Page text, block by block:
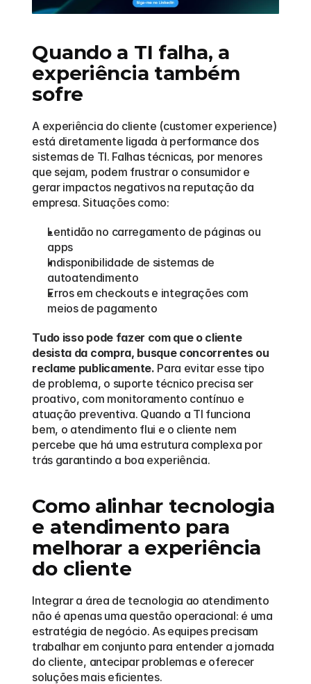
Quando a TI falha, a
experiência também
sofre
A experiência do cliente (customer experience)
está diretamente ligada à performance dos
sistemas de TI. Falhas técnicas, por menores
que sejam, podem frustrar o consumidor e
gerar impactos negativos na reputação da
empresa. Situações como:
Lentidão no carregamento de páginas ou
apps
Indisponibilidade de sistemas de
autoatendimento
Erros em checkouts e integrações com
meios de pagamento
Tudo isso pode fazer com que o cliente
desista da compra, busque concorrentes ou
reclame publicamente. Para evitar esse tipo
de problema, o suporte técnico precisa ser
proativo, com monitoramento contínuo e
atuação preventiva. Quando a TI funciona
bem, o atendimento flui e o cliente nem
percebe que há uma estrutura complexa por
trás garantindo a boa experiência.
Como alinhar tecnologia
e atendimento para
melhorar a experiência
do cliente
Integrar a área de tecnologia ao atendimento
não é apenas uma questão operacional: é uma
estratégia de negócio. As equipes precisam
trabalhar em conjunto para entender a jornada
do cliente, antecipar problemas e oferecer
soluções mais eficientes.